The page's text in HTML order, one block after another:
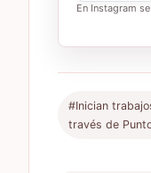
En Instagram
#Inician
través de